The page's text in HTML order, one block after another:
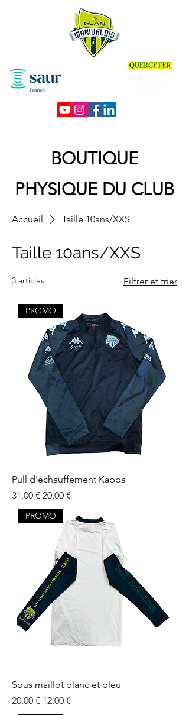
BOUTIQUE
PHYSIQUE DU CLUB
Accueil Taille 10ans/XXS
Taille 10ans/XXS
3 articles Filtrer et trier
PROMO
Pull d'échauffement Kappa
Prix original
31,00 € Prix promotionnel
20,00 €
PROMO
Sous maillot blanc et bleu
Prix original
20,00 € Prix promotionnel
12,00 €